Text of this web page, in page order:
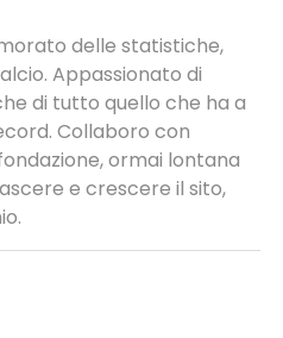
delle statistiche,
Appassionato di
di tutto quello che ha a
Collaboro con
ormai lontana
e crescere il sito,